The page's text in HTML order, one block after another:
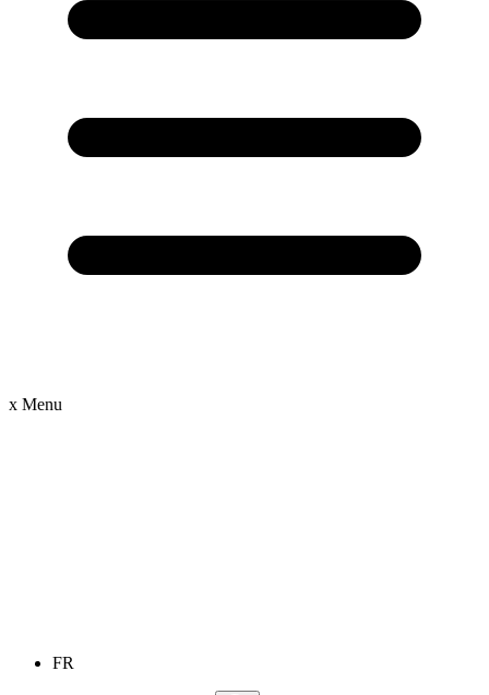
x Menu
FR